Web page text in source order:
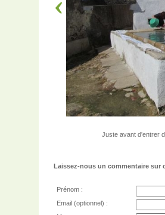
Juste avant d'entrer
Laissez-nous un commentaire sur
Prénom :
Email (optionnel) :